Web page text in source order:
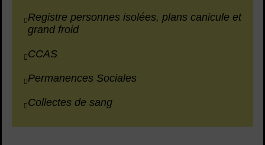
Registre personnes isolées, plans canicule et
grand froid
CCAS
Permanences Sociales
Collectes de sang